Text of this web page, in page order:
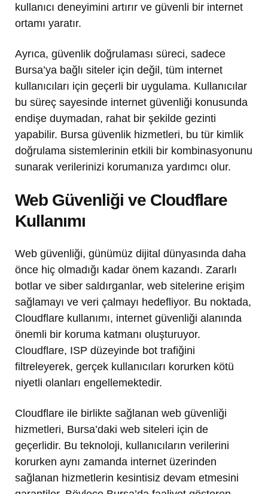
kullanıcı deneyimini artırır ve güvenli bir internet
ortamı yaratır.
Ayrıca, güvenlik doğrulaması süreci, sadece
Bursa’ya bağlı siteler için değil, tüm internet
kullanıcıları için geçerli bir uygulama. Kullanıcılar
bu süreç sayesinde internet güvenliği konusunda
endişe duymadan, rahat bir şekilde gezinti
yapabilir. Bursa güvenlik hizmetleri, bu tür kimlik
doğrulama sistemlerinin etkili bir kombinasyonunu
sunarak verilerinizi korumanıza yardımcı olur.
Web Güvenliği ve Cloudflare
Kullanımı
Web güvenliği, günümüz dijital dünyasında daha
önce hiç olmadığı kadar önem kazandı. Zararlı
botlar ve siber saldırganlar, web sitelerine erişim
sağlamayı ve veri çalmayı hedefliyor. Bu noktada,
Cloudflare kullanımı, internet güvenliği alanında
önemli bir koruma katmanı oluşturuyor.
Cloudflare, ISP düzeyinde bot trafiğini
filtreleyerek, gerçek kullanıcıları korurken kötü
niyetli olanları engellemektedir.
Cloudflare ile birlikte sağlanan web güvenliği
hizmetleri, Bursa’daki web siteleri için de
geçerlidir. Bu teknoloji, kullanıcıların verilerini
korurken aynı zamanda internet üzerinden
sağlanan hizmetlerin kesintisiz devam etmesini